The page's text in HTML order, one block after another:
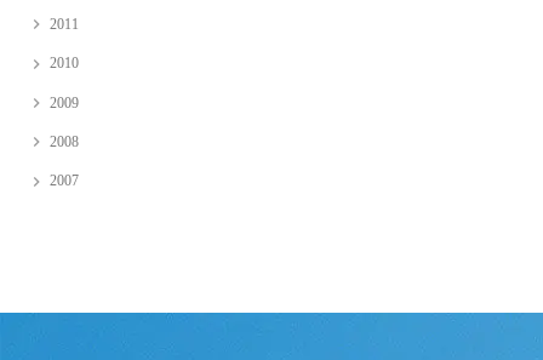
2011
2010
2009
2008
2007